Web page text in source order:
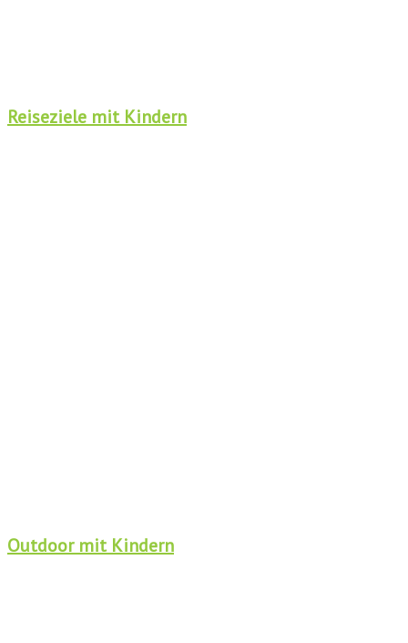
Reiseziele mit Kindern
Outdoor mit Kindern